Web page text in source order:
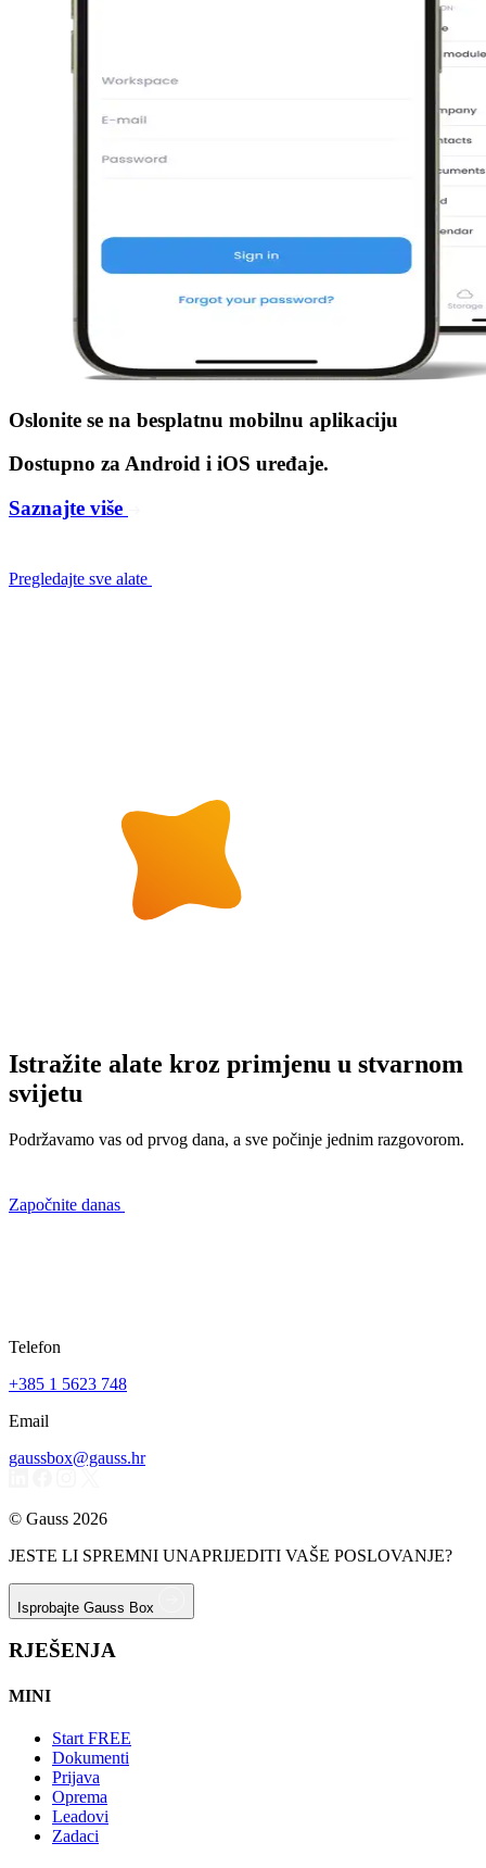
Oslonite se na besplatnu mobilnu aplikaciju
Dostupno za Android i iOS uređaje.
Saznajte više
Pregledajte sve alate
Istražite alate kroz primjenu u stvarnom
svijetu
Podržavamo vas od prvog dana, a sve počinje jednim razgovorom.
Započnite danas
Telefon
+385 1 5623 748
Email
gaussbox@gauss.hr
© Gauss 2026
JESTE LI SPREMNI UNAPRIJEDITI VAŠE POSLOVANJE?
Isprobajte Gauss Box
RJEŠENJA
MINI
Start FREE
Dokumenti
Prijava
Oprema
Leadovi
Zadaci